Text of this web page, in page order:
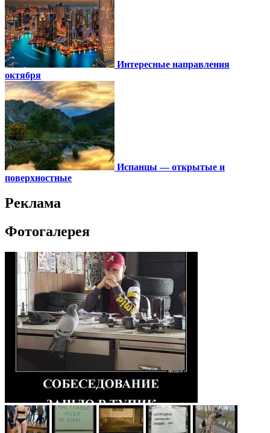
Интересные направления
октября
Испанцы — открытые и
поверхностные
Реклама
Фотогалерея